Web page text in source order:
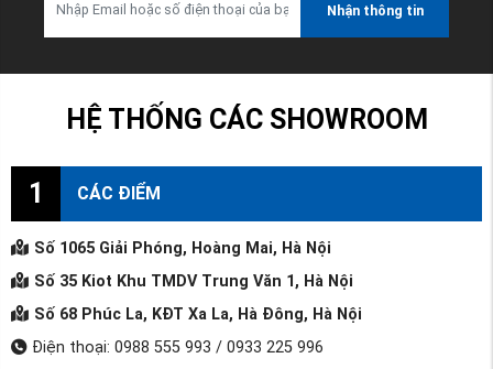
Nhận thông tin
HỆ THỐNG CÁC SHOWROOM
1 CÁC ĐIỂM
Số 1065 Giải Phóng, Hoàng Mai, Hà Nội
Số 35 Kiot Khu TMDV Trung Văn 1, Hà Nội
Số 68 Phúc La, KĐT Xa La, Hà Đông, Hà Nội
Điện thoại: 0988 555 993 / 0933 225 996